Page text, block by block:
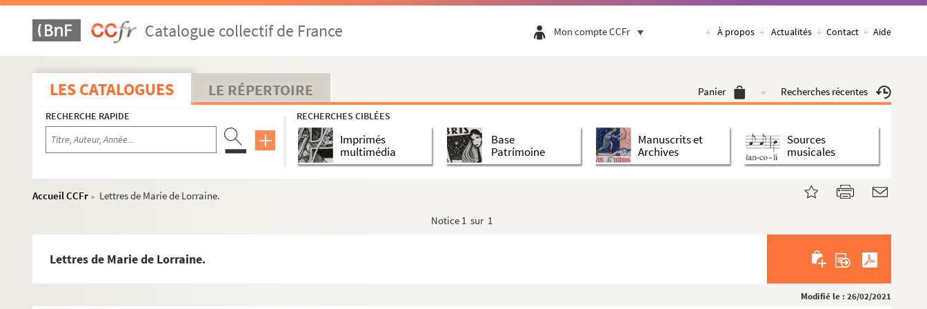
Catalogue collectif de France Mon compte CCFr À propos Actualités Contact Aide
LES CATALOGUES LE RÉPERTOIRE Panier Recherches récentes
RECHERCHE RAPIDE RECHERCHES CIBLÉES
Imprimés
multimédia
Base
Patrimoine
Manuscrits et
Archives
Sources
musicales
Accueil CCFr >
Lettres de Marie de Lorraine.
Notice 1 sur 1
Lettres de Marie de Lorraine.
Modifié le : 26/02/2021
Ms. 1708/a-d. Correspondance de la famille de Guaita.
Ms. 1709/a-d. Notes et correspondances relatives à la Bibliographie lorraine et aux recherches sur les graveurs lo...
Ms. 1710/a. Testament olographe de Monseigneur le Duc de BOUILLON, du 4 octobre 1769 déposé à Me ARNOULT laissé ...
Ms. 1710/b. Mémoire des marchandises fourny a son Altesse Monseigneur le Duc de BOUILLON tant pour son hostelle ...
Ms. 1711/a. Lettres du comte de Tressan à de Vaux.
Ms. 1711/b. Lettres du comte de Tressan.
Ms. 1712. Plan d'églises du Barrois.
Ms. 1713. Papiers de Jacques de HESTEAU (Seigneur de Nuisement, receveur général du comté de Ligny pour M. et ...
Ms. 1717/a1. Lettre autographe signée à M. le baron DUFOUR (Intendant militaire de la 3